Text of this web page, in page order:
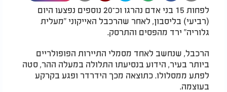
לפחות 15 בני אדם נהרגו וכ־20 נוספים נפצעו היום
(רביעי) בליסבון, לאחר שהרכבל האייקוני "מעלית
גלוריה" ירד מהפסים והתרסק.
הרכבל, שנחשב לאחד מסמלי התיירות הפופולריים
ביותר בעיר, הידוע בנסיעתו התלולה במעלה ההר, סטה
לפתע ממסלולו. כתוצאה מכך הידרדר ופגע בקרקע
בעוצמה.